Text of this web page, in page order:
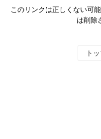
このリンクは正しくない可
は削除
ト